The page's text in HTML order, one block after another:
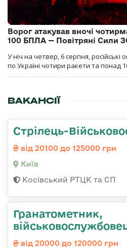
Ворог атакував вночі
100 БПЛА — Повітряні Сили
У ніч на четвер, 6 серпня, російські
по Україні чотири ракети та понад
ВАКАНСІЇ
Стрілець-
від 20100 до 125000 грн
Київ
Косівський РТЦК та СП
Гранатометник,
від 20000 до 120000 грн